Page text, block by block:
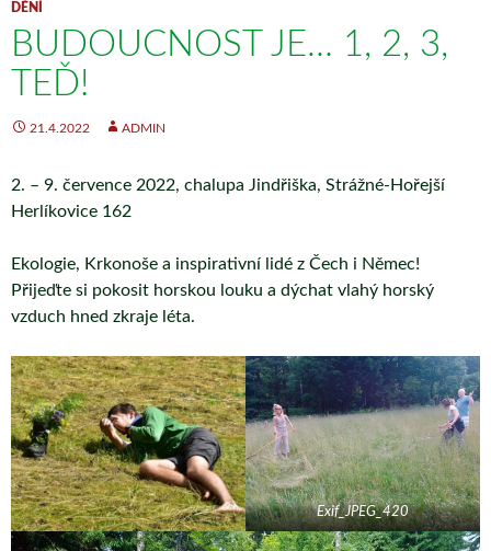
DĚNÍ
BUDOUCNOST JE… 1, 2, 3,
TEĎ!
21.4.2022 ADMIN
2. – 9. července 2022, chalupa Jindřiška, Strážné-Hořejší
Herlíkovice 162
Ekologie, Krkonoše a inspirativní lidé z Čech i Němec!
Přijeďte si pokosit horskou louku a dýchat vlahý horský
vzduch hned zkraje léta.
Exif_JPEG_420